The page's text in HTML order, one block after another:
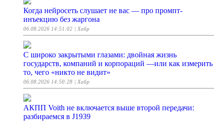
Когда нейросеть слушает не вас — про промпт-
инъекцию без жаргона
06.08.2026 14:51:02 | Хабр
С широко закрытыми глазами: двойная жизнь
государств, компаний и корпораций —или как измерить
то, чего «никто не видит»
06.08.2026 14:50:28 | Хабр
АКПП Voith не включается выше второй передачи:
разбираемся в J1939